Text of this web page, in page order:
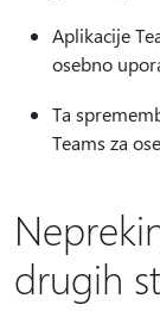
Aplikacije
osebno
Ta
Teams za
drugih